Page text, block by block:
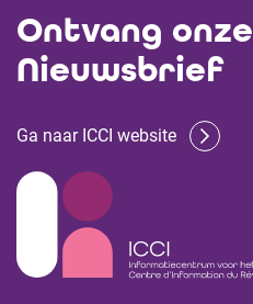
Ontvang onze
Nieuwsbrief
Ga naar ICCI website